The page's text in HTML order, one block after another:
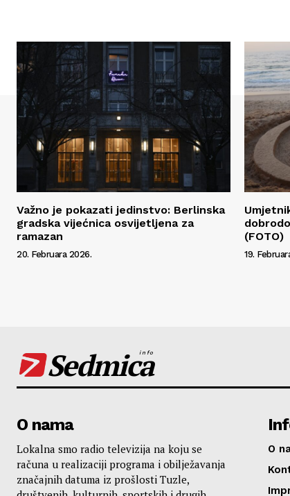
Važno je pokazati jedinstvo: Berlinska
gradska vijećnica osvijetljena za
ramazan
20. Februara 2026.
(FOTO)
19.
Sedmica
info
O nama
Lokalna smo radio televizija na koju se
računa u realizaciji programa i obilježavanja
značajnih datuma iz prošlosti Tuzle,
O